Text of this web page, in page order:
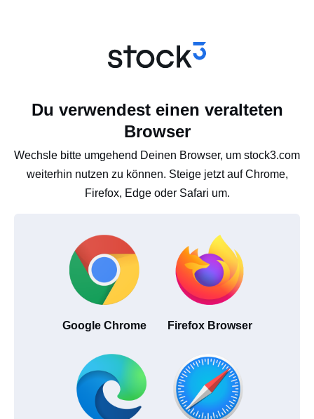
Du verwendest einen veralteten
Browser
Wechsle bitte umgehend Deinen Browser, um stock3.com
weiterhin nutzen zu können. Steige jetzt auf Chrome,
Firefox, Edge oder Safari um.
Google Chrome Firefox Browser